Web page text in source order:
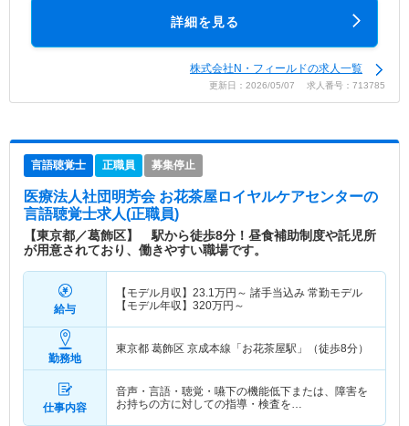
詳細を見る
株式会社N・フィールドの求人一覧
更新日：2026/05/07 求人番号：713785
言語聴覚士 正職員 募集停止
医療法人社団明芳会 お花茶屋ロイヤルケアセンターの
言語聴覚士求人(正職員)
【東京都／葛飾区】 駅から徒歩8分！昼食補助制度や託児所
が用意されており、働きやすい職場です。
給与
【モデル月収】 23.1万円～ 諸手当込み 常勤モデル
【モデル年収】 320万円～
勤務地
東京都 葛飾区 京成本線「お花茶屋駅」（徒歩8分）
仕事内容
音声・言語・聴覚・嚥下の機能低下または、障害を
お持ちの方に対しての指導・検査を…